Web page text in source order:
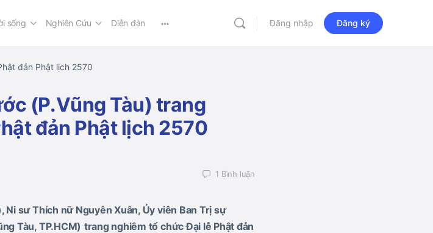
sống Nghiên Cứu Diễn đàn Đăng nhập Đăng ký
đản Phật lịch 2570
(P.Vũng Tàu) trang
đản Phật lịch 2570
1 Bình luận
sư Thích nữ Nguyên Xuân, Ủy viên Ban Trị sự
Tàu, TP.HCM) trang nghiêm tổ chức Đại lễ Phật đản